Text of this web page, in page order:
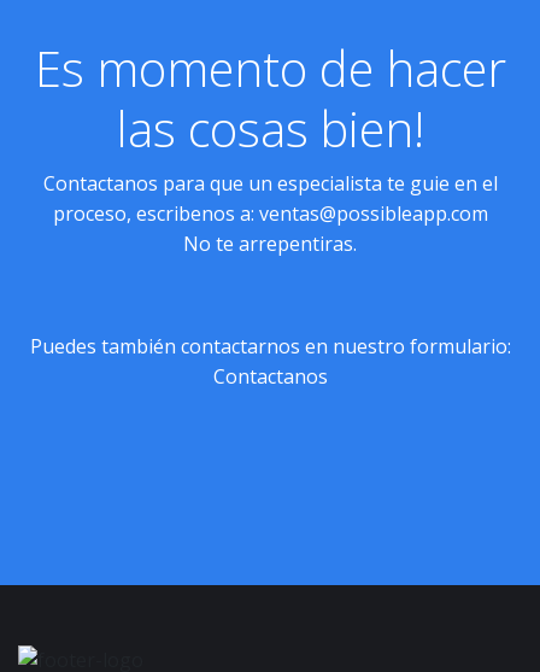
Es momento de hacer
las cosas bien!
Contactanos para que un especialista te guie en el
proceso, escribenos a: ventas@possibleapp.com
No te arrepentiras.
Puedes también contactarnos en nuestro formulario:
Contactanos